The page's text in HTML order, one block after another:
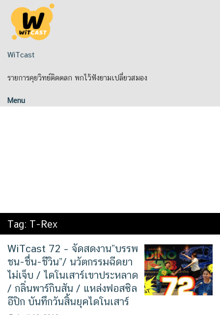
content
WiTcast
รายการคุยวิทย์ติดตลก พกไว้ฟังยามเปลี่ยวสมอง
Menu
Tag: T-Rex
WiTcast 72 – จัดสดงาน”บรรพ
ชน-ชื่น-ชีวิน”/ นวัตกรรมฉีดยา
ไม่เจ็บ / ไดโนเสาร์เขาประหลาด
/ กลิ่นพาร์กินสัน / แหล่งฟอสซิล
อีปิก บันทึกวันสิ้นยุคไดโนเสาร์